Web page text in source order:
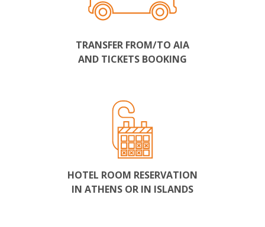
TRANSFER FROM/TO AIA
AND TICKETS BOOKING
HOTEL ROOM RESERVATION
IN ATHENS OR IN ISLANDS